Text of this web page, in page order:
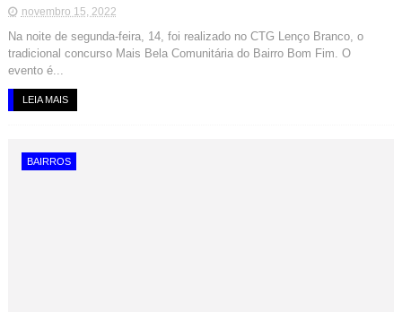
novembro 15, 2022
Na noite de segunda-feira, 14, foi realizado no CTG Lenço Branco, o
tradicional concurso Mais Bela Comunitária do Bairro Bom Fim. O
evento é...
LEIA MAIS
BAIRROS